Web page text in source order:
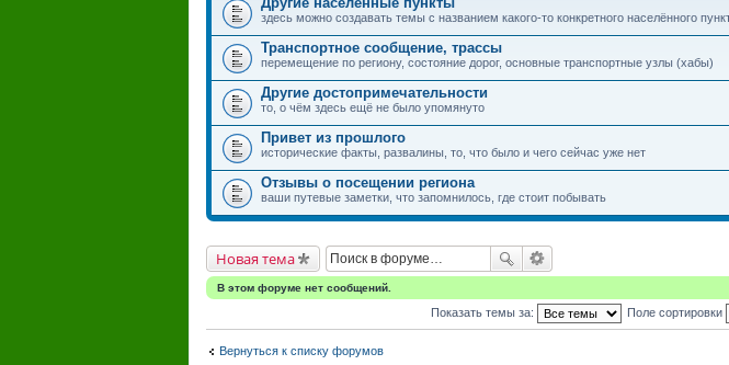
здесь можно создавать темы с названием какого-то конкретного населённого
Транспортное сообщение, трассы
перемещение по региону, состояние дорог, основные транспортные узлы (хабы)
Другие достопримечательности
то, о чём здесь ещё не было упомянуто
Привет из прошлого
исторические факты, развалины, то, что было и чего сейчас уже нет
Отзывы о посещении региона
ваши путевые заметки, что запомнилось, где стоит побывать
Новая тема
В этом форуме нет сообщений.
Показать темы за: Поле сортировки
Вернуться к списку форумов